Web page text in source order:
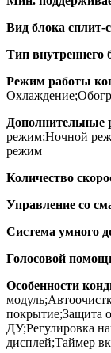
Вид блока сплит-
Тип внутреннего
Режим работы
Дополнительные
режим;Ночной
режим
Количество
Управление со
Система умного
Голосовой
Особенности
покрытие;Защита
ДУ;Регулировка
дисплей;Таймер